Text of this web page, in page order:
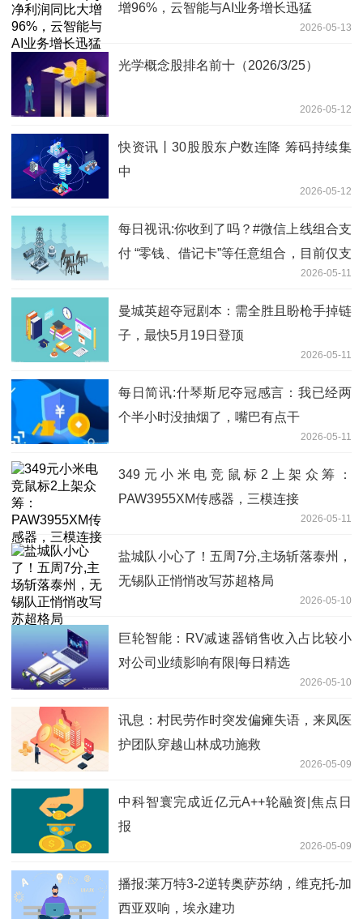
增96%，云智能与AI业务增长迅猛
2026-05-13
光学概念股排名前十（2026/3/25）
2026-05-12
快资讯丨30股股东户数连降 筹码持续集
中
2026-05-12
每日视讯:你收到了吗？#微信上线组合支
付 “零钱、借记卡”等任意组合，目前仅支
2026-05-11
曼城英超夺冠剧本：需全胜且盼枪手掉链
子，最快5月19日登顶
2026-05-11
每日简讯:什琴斯尼夺冠感言：我已经两
个半小时没抽烟了，嘴巴有点干
2026-05-11
349元小米电竞鼠标2上架众筹：
PAW3955XM传感器，三模连接
2026-05-11
盐城队小心了！五周7分,主场斩落泰州，
无锡队正悄悄改写苏超格局
2026-05-10
巨轮智能：RV减速器销售收入占比较小
对公司业绩影响有限|每日精选
2026-05-10
讯息：村民劳作时突发偏瘫失语，来凤医
护团队穿越山林成功施救
2026-05-09
中科智寰完成近亿元A++轮融资|焦点日
报
2026-05-09
播报:莱万特3-2逆转奥萨苏纳，维克托-加
西亚双响，埃永建功